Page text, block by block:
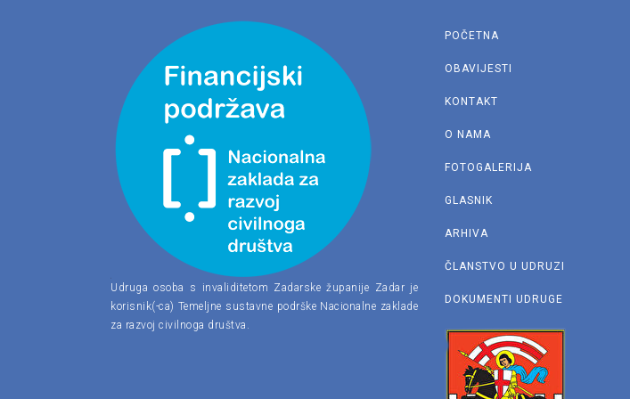
Udruga osoba s invaliditetom Zadarske županije Zadar je
korisnik(-ca) Temeljne sustavne podrške Nacionalne zaklade
za razvoj civilnoga društva.
POČETNA
OBAVIJESTI
KONTAKT
O NAMA
FOTOGALERIJA
GLASNIK
ARHIVA
ČLANSTVO U UDRUZI
DOKUMENTI UDRUGE